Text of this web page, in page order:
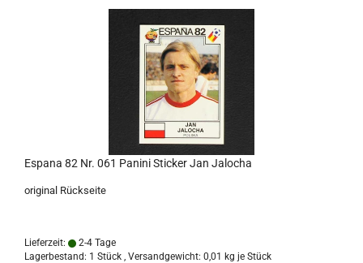
Espana 82 Nr. 061 Panini Sticker Jan Jalocha
original Rückseite
Lieferzeit:
2-4 Tage
Lagerbestand: 1 Stück , Versandgewicht: 0,01 kg je Stück